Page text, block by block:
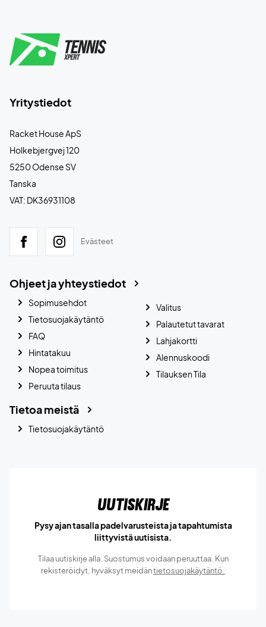
Yritystiedot
Racket House ApS
Holkebjergvej 120
5250 Odense SV
Tanska
VAT: DK36931108
Evästeet
Ohjeet ja yhteystiedot
Sopimusehdot
Tietosuojakäytäntö
FAQ
Hintatakuu
Nopea toimitus
Peruuta tilaus
Valitus
Palautetut tavarat
Lahjakortti
Alennuskoodi
Tilauksen Tila
Tietoa meistä
Tietosuojakäytäntö
Uutiskirje
Pysy ajan tasalla padelvarusteista ja tapahtumista
liittyvistä uutisista.
Tilaa uutiskirje alla. Suostumus voidaan peruuttaa. Kun
rekisteröidyt, hyväksyt meidäntietosuojakäytäntö.